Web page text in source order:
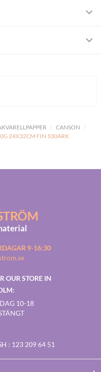
CANSON
24X32CM FIN 100ARK
9-16:30
OUR STORE IN
10-18
: 123 209 64 51